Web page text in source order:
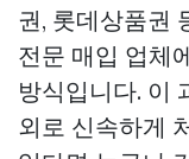
권, 롯데상품권
전문 매입 업체
방식입니다. 이
외로 신속하게